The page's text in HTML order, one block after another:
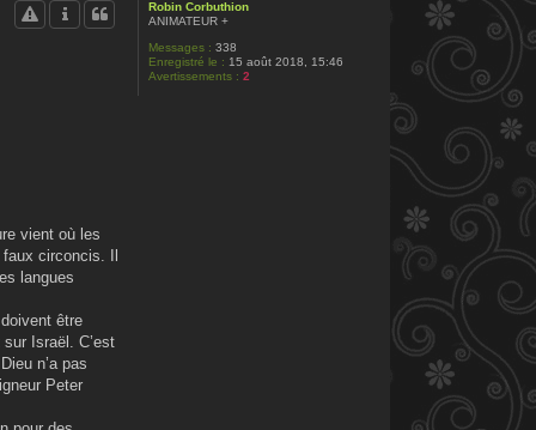
Robin Corbuthion
ANIMATEUR +
Messages : 338
Enregistré le : 15 août 2018, 15:46
Avertissements : 2
vient où les
circoncis. Il
langues
être
Israël. C’est
n’a pas
Peter